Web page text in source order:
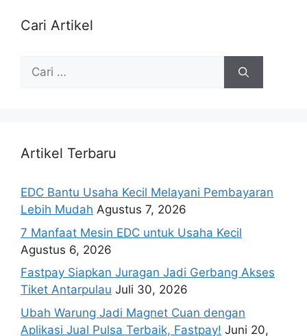
Cari Artikel
Artikel Terbaru
EDC Bantu Usaha Kecil Melayani Pembayaran
Lebih Mudah Agustus 7, 2026
7 Manfaat Mesin EDC untuk Usaha Kecil
Agustus 6, 2026
Fastpay Siapkan Juragan Jadi Gerbang Akses
Tiket Antarpulau Juli 30, 2026
Ubah Warung Jadi Magnet Cuan dengan
Aplikasi Jual Pulsa Terbaik, Fastpay! Juni 20,